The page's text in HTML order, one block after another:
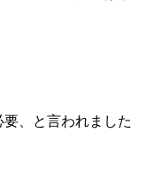
、と言われました